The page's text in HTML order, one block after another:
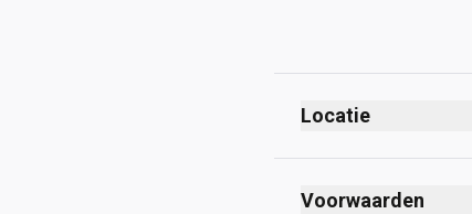
Locatie
Voorwaarden